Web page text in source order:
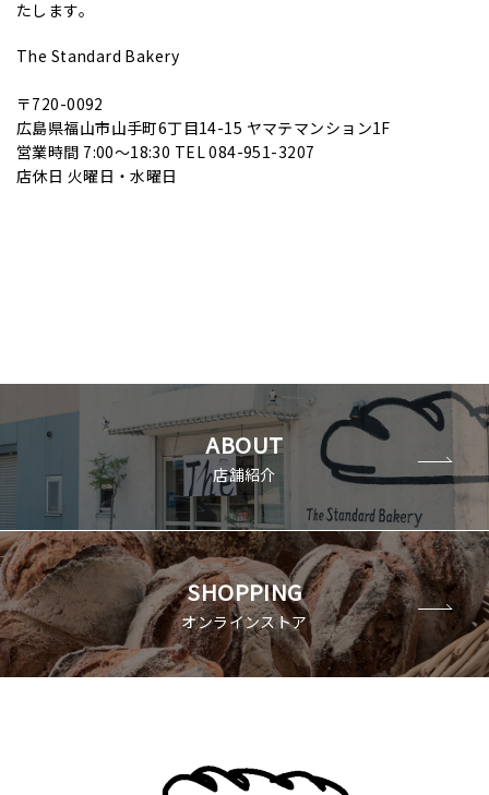
たします。
The Standard Bakery
〒720-0092
広島県福山市山手町6丁目14-15 ヤマテマンション1F
営業時間 7:00～18:30 TEL 084-951-3207
店休日 火曜日・水曜日
ABOUT
店舗紹介
SHOPPING
オンラインストア